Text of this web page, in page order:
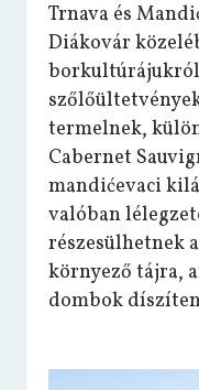
Trnava és
Diákovár
termelnek,
Cabernet
mandićevaci
valóban
részesülhetnek
környező tájra,
dombok